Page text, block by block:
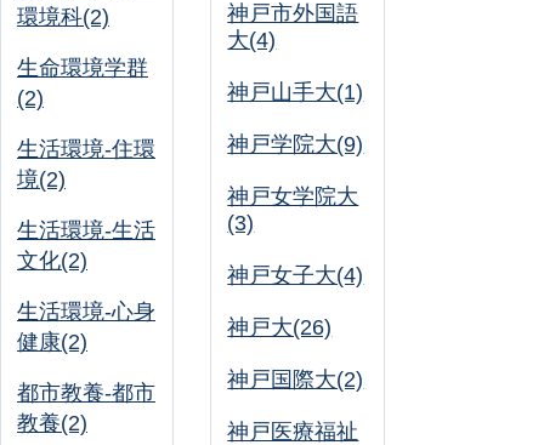
環境科(2)
生命環境学群
(2)
生活環境-住環
境(2)
生活環境-生活
文化(2)
生活環境-心身
健康(2)
都市教養-都市
教養(2)
神戸市外国語
大(4)
神戸山手大(1)
神戸学院大(9)
神戸女学院大
(3)
神戸女子大(4)
神戸大(26)
神戸国際大(2)
神戸医療福祉